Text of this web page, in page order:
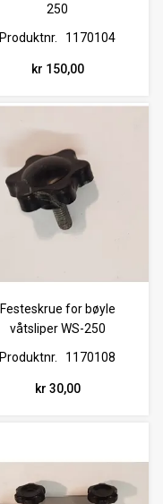
250
Produktnr.
1170104
kr 150,00
Festeskrue for bøyle
våtsliper WS-250
Produktnr.
1170108
kr 30,00